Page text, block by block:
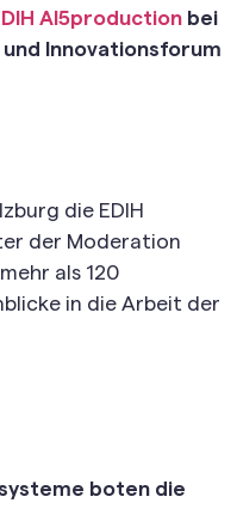
AI5production bei
Innovationsforum
die EDIH
der Moderation
als 120
in die Arbeit der
boten die